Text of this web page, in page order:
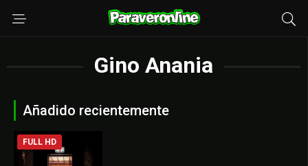
Gino Anania
Añadido recientemente
FULL HD